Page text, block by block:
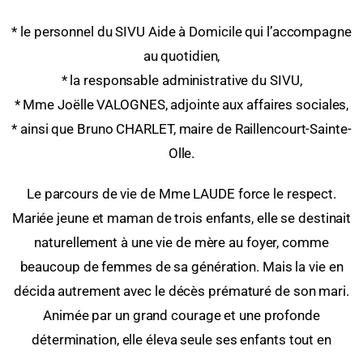
* le personnel du SIVU Aide à Domicile qui l’accompagne
au quotidien,
* la responsable administrative du SIVU,
* Mme Joëlle VALOGNES, adjointe aux affaires sociales,
* ainsi que Bruno CHARLET, maire de Raillencourt-Sainte-
Olle.
Le parcours de vie de Mme LAUDE force le respect.
Mariée jeune et maman de trois enfants, elle se destinait
naturellement à une vie de mère au foyer, comme
beaucoup de femmes de sa génération. Mais la vie en
décida autrement avec le décès prématuré de son mari.
Animée par un grand courage et une profonde
détermination, elle éleva seule ses enfants tout en